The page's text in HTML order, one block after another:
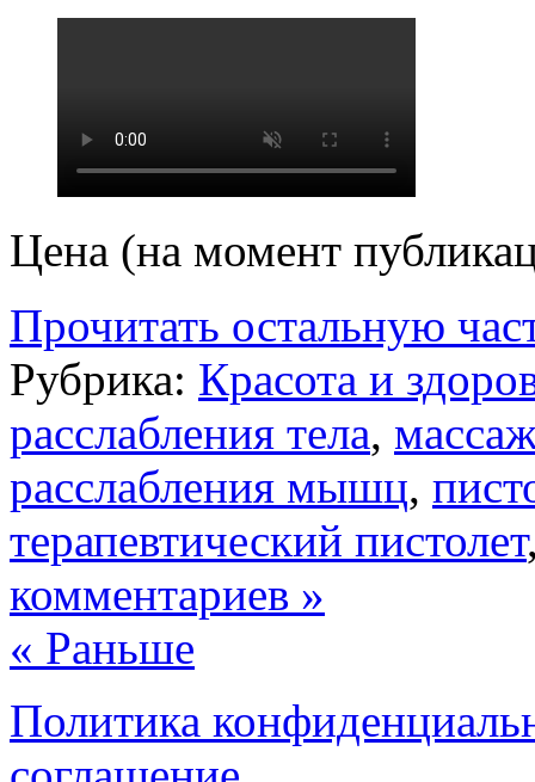
Цена (на момент
Прочитать остальную
Рубрика: Красота и
расслабления тела,
расслабления мышц,
терапевтический пистолет
комментариев »
« Раньше
Политика